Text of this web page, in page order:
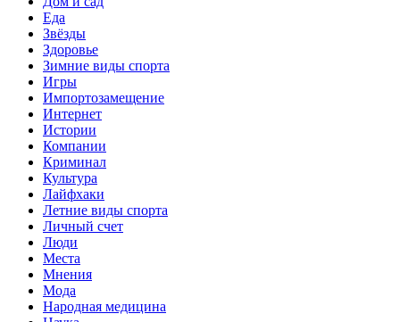
Еда
Звёзды
Здоровье
Зимние виды спорта
Игры
Импортозамещение
Интернет
Истории
Компании
Криминал
Культура
Лайфхаки
Летние виды спорта
Личный счет
Люди
Места
Мнения
Мода
Народная медицина